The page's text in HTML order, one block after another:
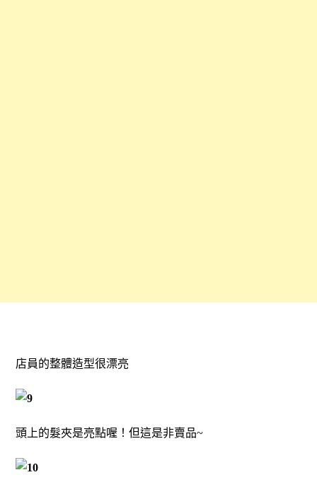
店員的整體造型很漂亮
頭上的髮夾是亮點喔！但這是非賣品~